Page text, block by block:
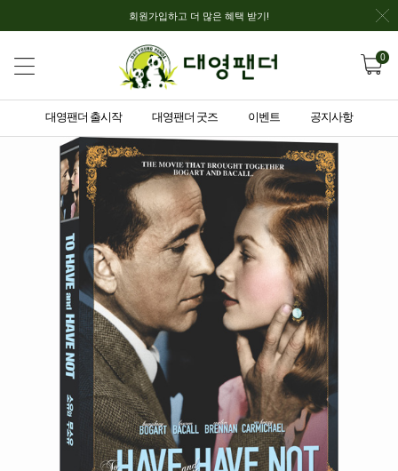
회원가입하고 더 많은 혜택 받기!
0
대영팬더 출시작 대영팬더 굿즈 이벤트 공지사항